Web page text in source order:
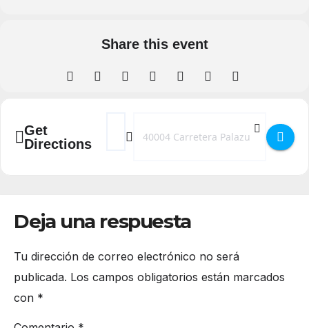
Share this event
Get
Directions
Address - Campamento de Verano 2024
Destination Address - Campamento
Deja una respuesta
Tu dirección de correo electrónico no será
publicada. Los campos obligatorios están marcados
con *